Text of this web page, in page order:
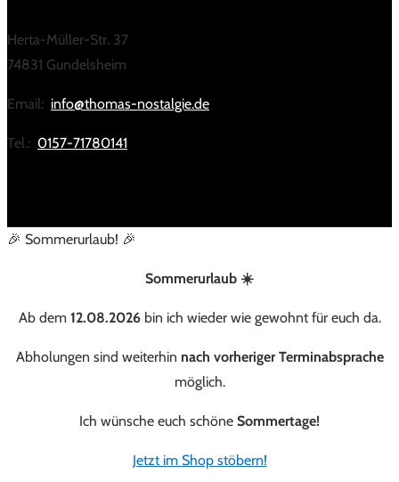
Herta-Müller-Str. 37
74831 Gundelsheim
Email: info@thomas-nostalgie.de
Tel.: 0157-71780141
🎉 Sommerurlaub! 🎉
Sommerurlaub ☀️
Ab dem 12.08.2026bin ich wieder wie gewohnt für euch da.
Abholungen sind weiterhin nach vorheriger Terminabsprache
möglich.
Ich wünsche euch schöne Sommertage!
Jetzt im Shop stöbern!